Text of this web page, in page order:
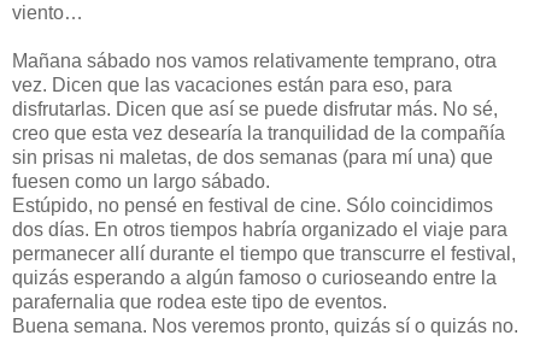
viento…
Mañana sábado nos vamos relativamente temprano, otra
vez. Dicen que las vacaciones están para eso, para
disfrutarlas. Dicen que así se puede disfrutar más. No sé,
creo que esta vez desearía la tranquilidad de la compañía
sin prisas ni maletas, de dos semanas (para mí una) que
fuesen como un largo sábado.
Estúpido, no pensé en festival de cine. Sólo coincidimos
dos días. En otros tiempos habría organizado el viaje para
permanecer allí durante el tiempo que transcurre el festival,
quizás esperando a algún famoso o curioseando entre la
parafernalia que rodea este tipo de eventos.
Buena semana. Nos veremos pronto, quizás sí o quizás no.